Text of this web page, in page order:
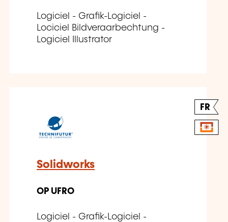
Logiciel - Grafik-Logiciel -
Lociciel Bildveraarbechtung -
Logiciel Illustrator
FR
Solidworks
OP UFRO
Logiciel - Grafik-Logiciel -